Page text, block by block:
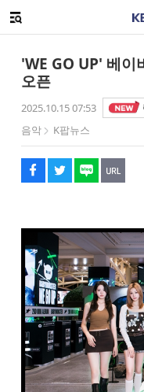
메뉴 열기
'WE GO UP' 베이
오픈
2025.10.15 07:53
음악
K팝뉴스
페이스북
트위터
네이버
URL복사
글씨 작게보기
글씨 크게보기